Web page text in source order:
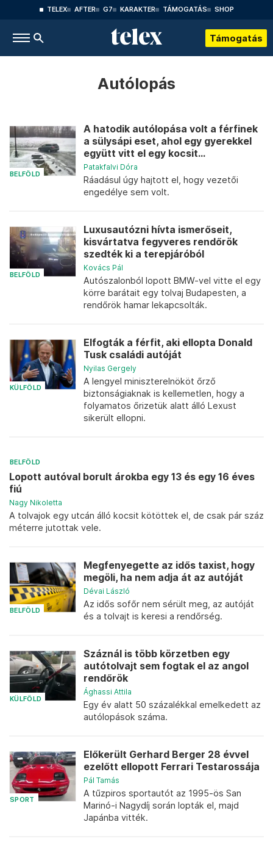
TELEX AFTER G7 KARAKTER TÁMOGATÁS SHOP
Támogatás
Autólopás
BELFÖLD
A hatodik autólopása volt a férfinek
a sülysápi eset, ahol egy gyerekkel
együtt vitt el egy kocsit...
Patakfalvi Dóra
Ráadásul úgy hajtott el, hogy vezetői
engedélye sem volt.
BELFÖLD
Luxusautózni hívta ismerőseit,
kisvártatva fegyveres rendőrök
szedték ki a terepjáróból
Kovács Pál
Autószalonból lopott BMW-vel vitte el egy
körre barátait egy tolvaj Budapesten, a
rendőrök hamar lekapcsolták.
KÜLFÖLD
Elfogták a férfit, aki ellopta Donald
Tusk családi autóját
Nyilas Gergely
A lengyel miniszterelnököt őrző
biztonságiaknak is kellemetlen, hogy a
folyamatos őrizetük alatt álló Lexust
sikerült ellopni.
BELFÖLD
Lopott autóval borult árokba egy 13 és egy 16 éves
fiú
Nagy Nikoletta
A tolvajok egy utcán álló kocsit kötöttek el, de csak pár száz
méterre jutottak vele.
BELFÖLD
Megfenyegette az idős taxist, hogy
megöli, ha nem adja át az autóját
Dévai László
Az idős sofőr nem sérült meg, az autóját
és a tolvajt is keresi a rendőrség.
KÜLFÖLD
Száznál is több körzetben egy
autótolvajt sem fogtak el az angol
rendőrök
Ághassi Attila
Egy év alatt 50 százalékkal emelkedett az
autólopások száma.
SPORT
Előkerült Gerhard Berger 28 évvel
ezelőtt ellopott Ferrari Testarossája
Pál Tamás
A tűzpiros sportautót az 1995-ös San
Marinó-i Nagydíj során lopták el, majd
Japánba vitték.